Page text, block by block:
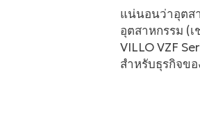
แน่นอนว่าอุตส
อุตสาหกรรม (
VILLO VZF
สำหรับธุรกิจข